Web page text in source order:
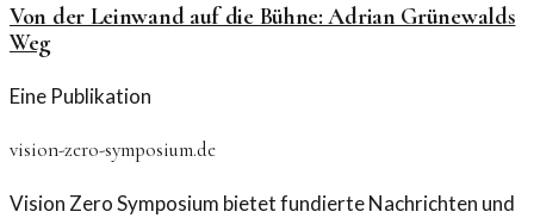
Von der Leinwand auf die Bühne: Adrian Grünewalds
Weg
Eine Publikation
vision-zero-symposium.de
Vision Zero Symposium bietet fundierte Nachrichten und